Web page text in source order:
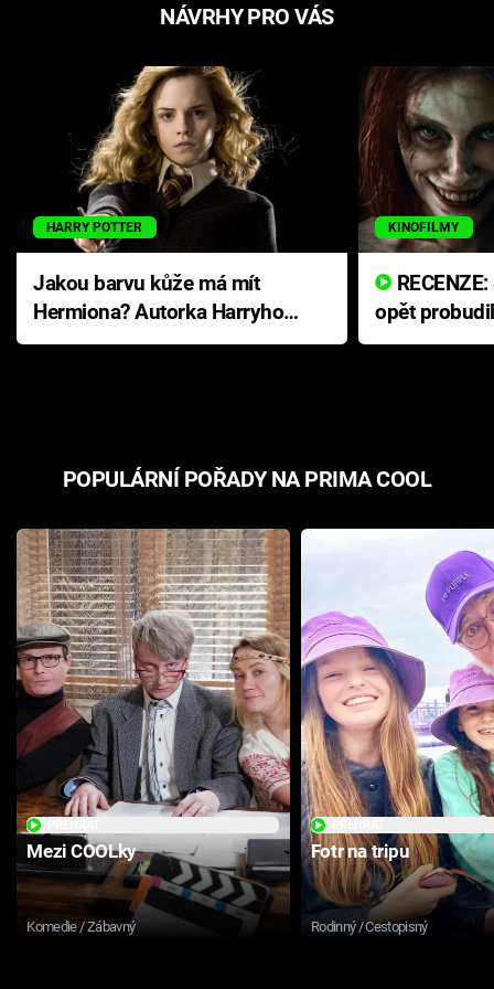
NÁVRHY PRO VÁS
HARRY POTTER
Jakou barvu kůže má mít
Hermiona? Autorka Harryho
Pottera přišla s ráznou
KINOFILMY
opět
přichází s
POPULÁRNÍ POŘADY NA PRIMA COOL
Mezi COOLky
Komedie / Zábavný
Fotr na tripu
Rodinný / Cestopisný